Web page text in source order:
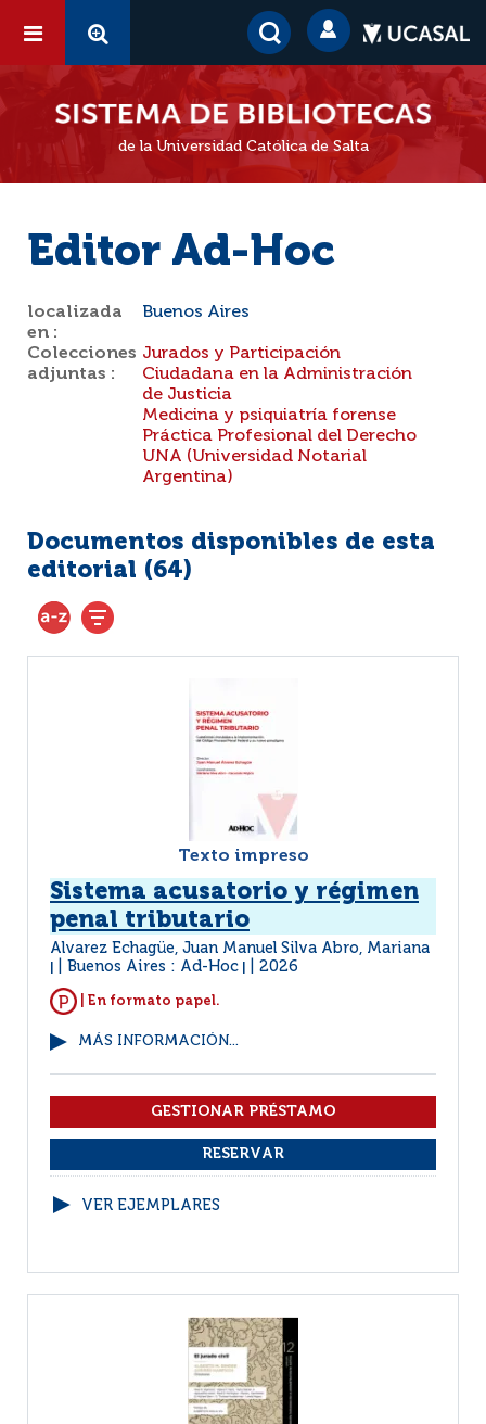
de la Universidad Católica de Salta
Editor Ad-Hoc
localizada
en :
Buenos Aires
Colecciones
adjuntas :
Jurados y Participación
Ciudadana en la Administración
de Justicia
Medicina y psiquiatría forense
Práctica Profesional del Derecho
UNA (Universidad Notarial
Argentina)
Documentos disponibles de esta
editorial (64)
Texto impreso
Sistema acusatorio y régimen
penal tributario
Alvarez Echagüe, Juan Manuel Silva Abro, Mariana
Buenos Aires : Ad-Hoc 2026
| En formato papel.
MÁS INFORMACIÓN...
VER EJEMPLARES